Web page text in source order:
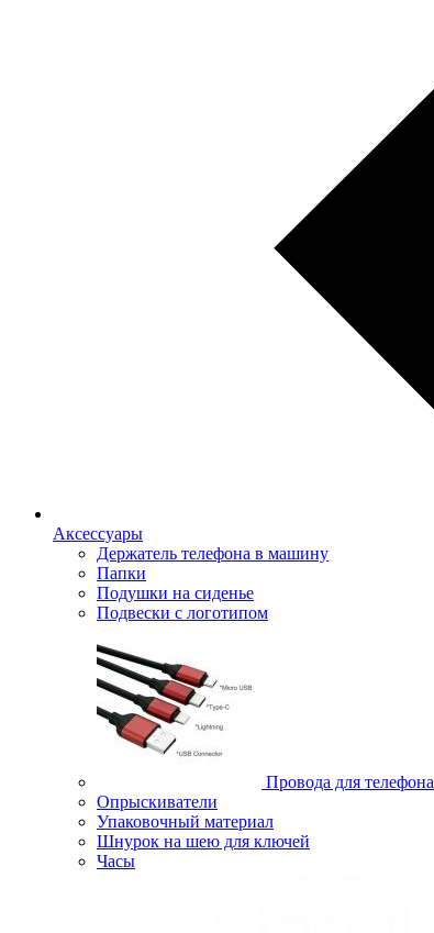
Аксессуары
Держатель телефона в машину
Папки
Подушки на сиденье
Подвески с логотипом
Провода для телефона
Опрыскиватели
Упаковочный материал
Шнурок на шею для ключей
Часы